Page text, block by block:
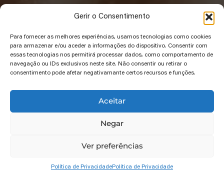
Gerir o Consentimento
Para fornecer as melhores experiências, usamos tecnologias como cookies
para armazenar e/ou aceder a informações do dispositivo. Consentir com
essas tecnologias nos permitirá processar dados, como comportamento de
navegação ou IDs exclusivos neste site. Não consentir ou retirar o
consentimento pode afetar negativamante certos recursos e funções.
Aceitar
Negar
Ver preferências
Política de PrivacidadePolítica de Privacidade